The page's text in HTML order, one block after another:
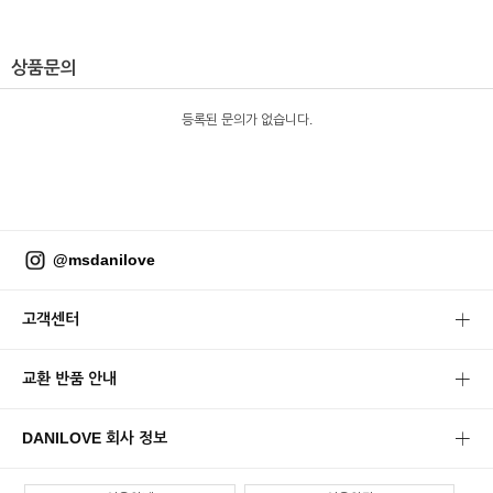
상품문의
등록된 문의가 없습니다.
@msdanilove
고객센터
교환 반품 안내
DANILOVE 회사 정보